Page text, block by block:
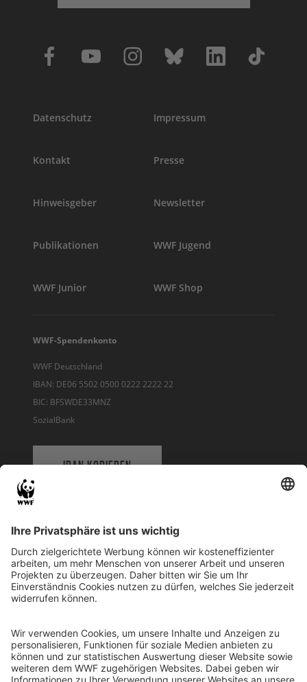
Datenschutz Impressum
Kontakt Presse
Hinweisgeber Newsletter
Publikationen WWF Jugend
WWF Junior WWF Shop
WWF-Spendenkonto
WWF Deutschland
IBAN: DE06 5502 0500 0222 2222 22
BIC: BFSWDE33MNZ
SozialBank
IBAN KOPIEREN
WWF Deutschland
Reinhardtstr. 18
10117 Berlin
Ihre Spende kann steuerlich geltend gemacht werden
Registriert als Stiftung WWF Deutschland, Senatsverwaltung für